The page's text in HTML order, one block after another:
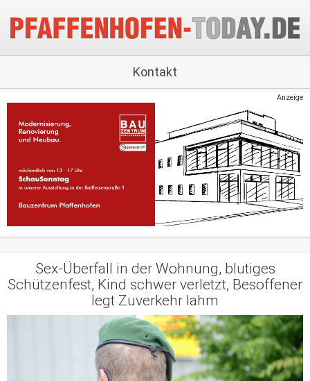
Kontakt
Anzeige
Sex-Überfall in der Wohnung, blutiges
Schützenfest, Kind schwer verletzt, Besoffener
legt Zuverkehr lahm